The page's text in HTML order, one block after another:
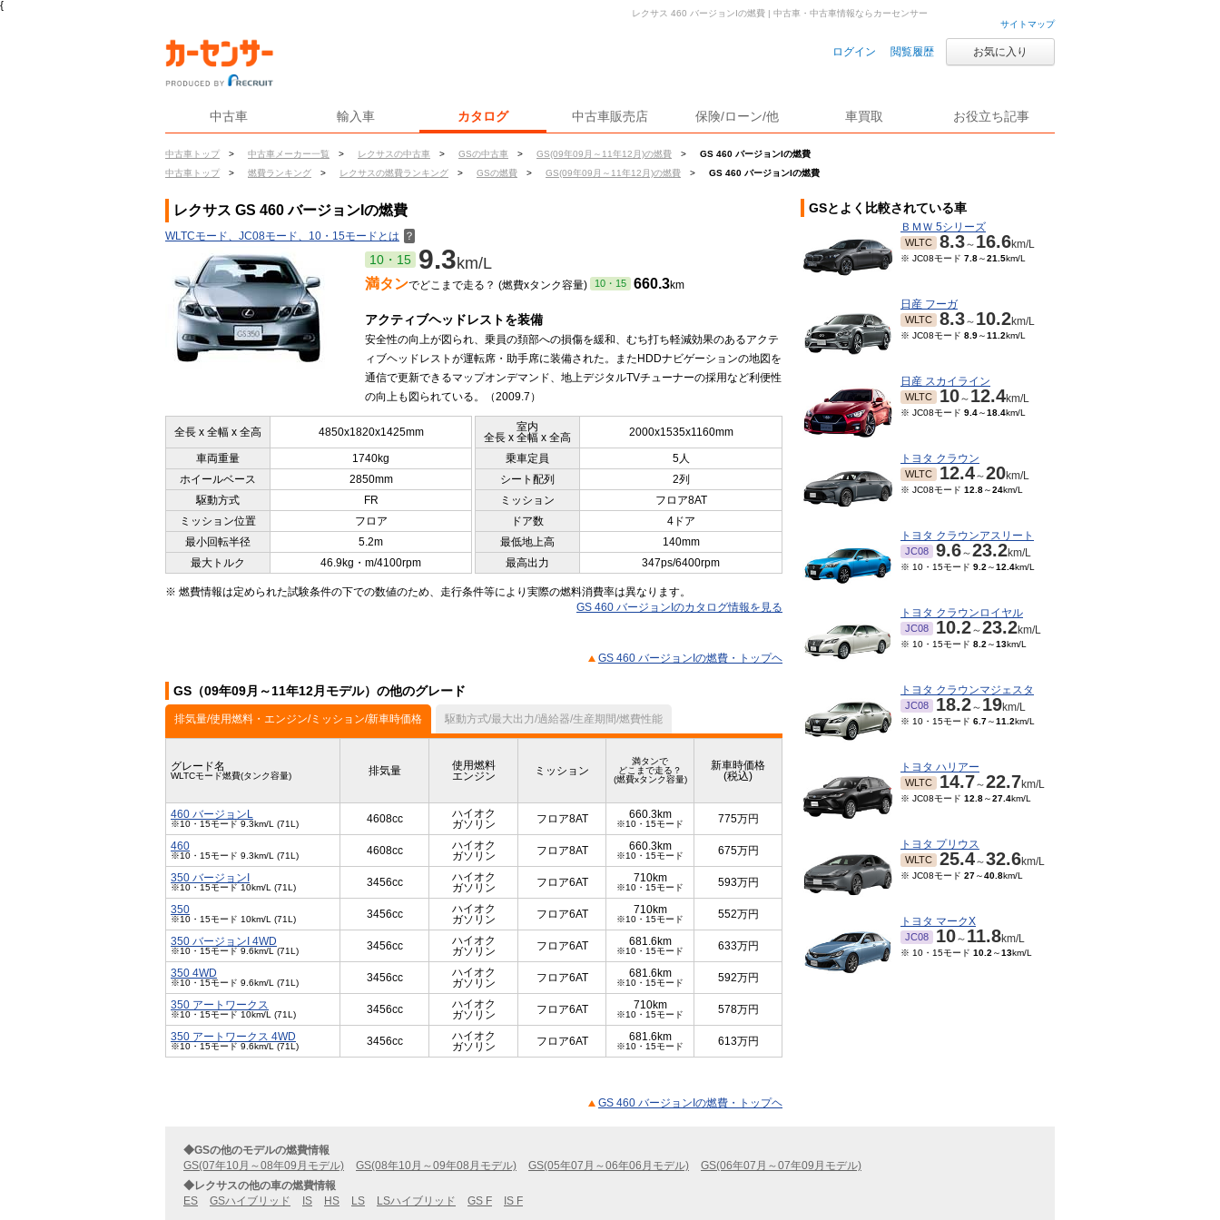
{
サイトマップ
ログイン 閲覧履歴 お気に入り
中古車 輸入車 カタログ 中古車販売店 保険/ローン/他 車買取 お役立ち記事
中古車トップ > 中古車メーカー一覧 > レクサスの中古車 > GSの中古車 > GS(09年09月～11年12月)の燃費 >
GS 460 バージョンIの燃費
中古車トップ
> 燃費ランキング > レクサスの燃費ランキング > GSの燃費 > GS(09年09月～11年12月)の燃費 > GS 460 バージョンIの燃費
レクサス 460 バージョンIの燃費 | 中古車・中古車情報ならカーセンサー
レクサス GS 460 バージョンIの燃費
WLTCモード、JC08モード、10・15モードとは ？
10・15 9.3km/L
満タンでどこまで走る？ (燃費xタンク容量) 10・15 660.3km
アクティブヘッドレストを装備
安全性の向上が図られ、乗員の頚部への損傷を緩和、むち打ち軽減効果のあるアクテ
ィブヘッドレストが運転席・助手席に装備された。またHDDナビゲーションの地図を
通信で更新できるマップオンデマンド、地上デジタルTVチューナーの採用など利便性
の向上も図られている。（2009.7）
全長 x 全幅 x 全高 4850x1820x1425mm
室内
全長 x 全幅 x 全高
2000x1535x1160mm
車両重量 1740kg 乗車定員
5人
ホイールベース
2850mm シート配列
2列
駆動方式
FR ミッション
フロア8AT
ミッション位置
フロア ドア数
4ドア
最小回転半径
5.2m 最低地上高
140mm
最大トルク
46.9kg・m/4100rpm 最高出力 347ps/6400rpm
※ 燃費情報は定められた試験条件の下での数値のため、走行条件等により実際の燃料消費率は異なります。
GS 460 バージョンIのカタログ情報を見る
GS 460 バージョンIの燃費・トップヘ
GS（09年09月～11年12月モデル）の他のグレード
排気量/使用燃料・エンジン/ミッション/新車時価格 駆動方式/最大出力/過給器/生産期間/燃費性能
グレード名
WLTCモード燃費(タンク容量) 排気量
使用燃料
エンジン
ミッション
満タンで
どこまで走る？
(燃費xタンク容量)
新車時価格
(税込)
460 バージョンL
※10・15モード 9.3km/L (71L) 4608cc
ハイオク
ガソリン
フロア8AT 660.3km
※10・15モード 775万円
460
※10・15モード 9.3km/L (71L) 4608cc
ハイオク
ガソリン
フロア8AT 660.3km
※10・15モード 675万円
350 バージョンI
※10・15モード 10km/L (71L) 3456cc
ハイオク
ガソリン
フロア6AT 710km
※10・15モード 593万円
350
※10・15モード 10km/L (71L) 3456cc
ハイオク
ガソリン
フロア6AT 710km
※10・15モード 552万円
350 バージョンI 4WD
※10・15モード 9.6km/L (71L) 3456cc
ハイオク
ガソリン
フロア6AT 681.6km
※10・15モード 633万円
350 4WD
※10・15モード 9.6km/L (71L) 3456cc
ハイオク
ガソリン
フロア6AT 681.6km
※10・15モード 592万円
350 アートワークス
※10・15モード 10km/L (71L) 3456cc
ハイオク
ガソリン
フロア6AT 710km
※10・15モード 578万円
350 アートワークス 4WD
※10・15モード 9.6km/L (71L) 3456cc
ハイオク
ガソリン
フロア6AT 681.6km
※10・15モード 613万円
GS 460 バージョンIの燃費・トップヘ
GSとよく比較されている車
ＢＭＷ 5シリーズ
WLTC 8.3～ 16.6km/L
※ JC08モード 7.8～21.5km/L
日産 フーガ
WLTC 8.3～ 10.2km/L
※ JC08モード 8.9～11.2km/L
日産 スカイライン
WLTC 10～ 12.4km/L
※ JC08モード 9.4～18.4km/L
トヨタ クラウン
WLTC 12.4～20km/L
※ JC08モード 12.8～24km/L
トヨタ クラウンアスリート
JC08 9.6～23.2km/L
※ 10・15モード 9.2 ～12.4km/L
トヨタ クラウンロイヤル
JC08 10.2～23.2km/L
※ 10・15モード 8.2 ～13km/L
トヨタ クラウンマジェスタ
JC08 18.2～ 19km/L
※ 10・15モード 6.7～11.2km/L
トヨタ ハリアー
WLTC 14.7～22.7km/L
※ JC08モード 12.8～27.4km/L
トヨタ プリウス
WLTC 25.4～32.6km/L
※ JC08モード 27～40.8km/L
トヨタ マークX
JC08 10～ 11.8km/L
※ 10・15モード 10.2 ～13km/L
◆GSの他のモデルの燃費情報
GS(07年10月～08年09月モデル)
GS(08年10月～09年08月モデル) GS(05年07月～06年06月モデル)
GS(06年07月～07年09月モデル)
◆レクサスの他の車の燃費情報
ES
GSハイブリッド IS HS LS LSハイブリッド GS F IS F